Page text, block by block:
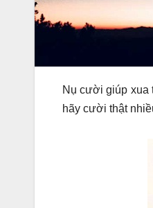
Nụ cười giúp xua
hãy cười thật